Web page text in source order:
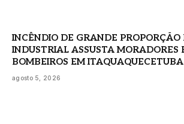
INCÊNDIO DE GRANDE
INDUSTRIAL ASSUSTA MORADORES
BOMBEIROS EM ITAQUAQUECETUBA
agosto 5, 2026